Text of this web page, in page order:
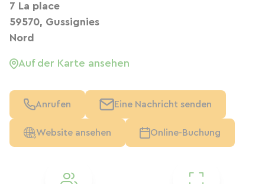
7 La place
59570, Gussignies
Nord
Auf der Karte ansehen
Anrufen Eine Nachricht senden
Website ansehen Online-Buchung